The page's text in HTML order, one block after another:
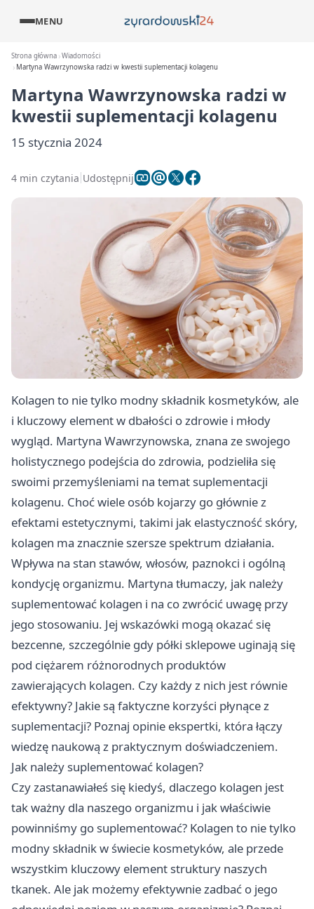
MENU
Strona główna Wiadomości
Martyna Wawrzynowska radzi w kwestii suplementacji kolagenu
Martyna Wawrzynowska radzi w
kwestii suplementacji kolagenu
15 stycznia 2024
4 min czytania Udostępnij
Kolagen to nie tylko modny składnik kosmetyków, ale
i kluczowy element w dbałości o zdrowie i młody
wygląd. Martyna Wawrzynowska, znana ze swojego
holistycznego podejścia do zdrowia, podzieliła się
swoimi przemyśleniami na temat suplementacji
kolagenu. Choć wiele osób kojarzy go głównie z
efektami estetycznymi, takimi jak elastyczność skóry,
kolagen ma znacznie szersze spektrum działania.
Wpływa na stan stawów, włosów, paznokci i ogólną
kondycję organizmu. Martyna tłumaczy, jak należy
suplementować kolagen i na co zwrócić uwagę przy
jego stosowaniu. Jej wskazówki mogą okazać się
bezcenne, szczególnie gdy półki sklepowe uginają się
pod ciężarem różnorodnych produktów
zawierających kolagen. Czy każdy z nich jest równie
efektywny? Jakie są faktyczne korzyści płynące z
suplementacji? Poznaj opinie ekspertki, która łączy
wiedzę naukową z praktycznym doświadczeniem.
Jak należy suplementować kolagen?
Czy zastanawiałeś się kiedyś, dlaczego kolagen jest
tak ważny dla naszego organizmu i jak właściwie
powinniśmy go suplementować? Kolagen to nie tylko
modny składnik w świecie kosmetyków, ale przede
wszystkim kluczowy element struktury naszych
tkanek. Ale jak możemy efektywnie zadbać o jego